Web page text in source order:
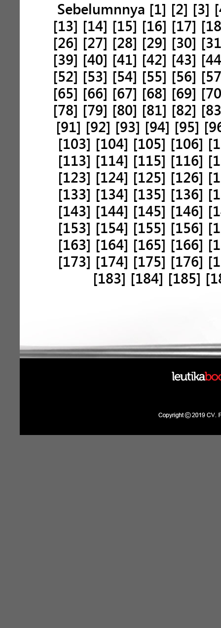
Sebelumnnya [1] [2] [3]
[13] [14] [15] [16] [17]
[26] [27] [28] [29] [30]
[39] [40] [41] [42] [43]
[52] [53] [54] [55] [56]
[65] [66] [67] [68] [69]
[78] [79] [80] [81] [82]
[91] [92] [93] [94] [95]
[103] [104] [105] [106]
[113] [114] [115] [116]
[123] [124] [125] [126]
[133] [134] [135] [136]
[143] [144] [145] [146]
[153] [154] [155] [156]
[163] [164] [165] [166]
[173] [174] [175] [176]
[183] [184] [185]